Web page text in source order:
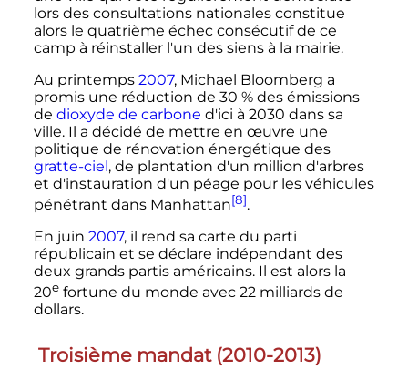
lors des consultations nationales constitue
alors le quatrième échec consécutif de ce
camp à réinstaller l'un des siens à la mairie.
Au printemps 2007, Michael Bloomberg a
promis une réduction de 30 % des émissions
de dioxyde de carbone d'ici à 2030 dans sa
ville. Il a décidé de mettre en œuvre une
politique de rénovation énergétique des
gratte-ciel, de plantation d'un million d'arbres
et d'instauration d'un péage pour les véhicules
pénétrant dans Manhattan[8].
En juin 2007, il rend sa carte du parti
républicain et se déclare indépendant des
deux grands partis américains. Il est alors la
20e fortune du monde avec 22 milliards de
dollars.
Troisième mandat (2010-2013)